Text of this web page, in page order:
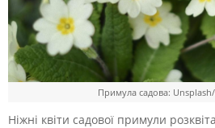
Примула садова:
Ніжні квіти садової примули